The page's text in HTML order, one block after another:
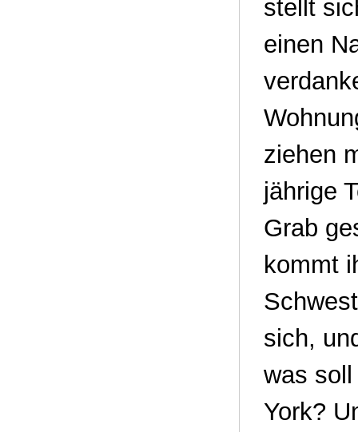
stellt
einen
ziehen
jährige
Grab
kommt
sich,
was
York?